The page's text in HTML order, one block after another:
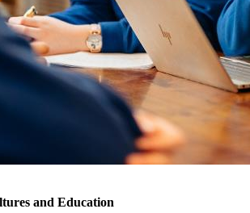
and Education